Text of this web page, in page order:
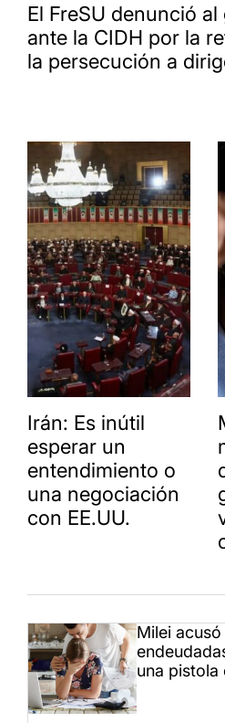
El FreSU denunció
ante la CIDH por la
la persecución a
Irán: Es inútil
esperar un
entendimiento o
una negociación
con EE.UU.
Milei
una pistola